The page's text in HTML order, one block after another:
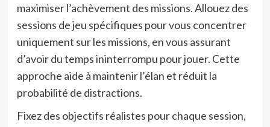
maximiser l’achèvement des missions. Allouez des
sessions de jeu spécifiques pour vous concentrer
uniquement sur les missions, en vous assurant
d’avoir du temps ininterrompu pour jouer. Cette
approche aide à maintenir l’élan et réduit la
probabilité de distractions.
Fixez des objectifs réalistes pour chaque session,